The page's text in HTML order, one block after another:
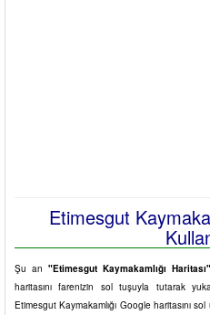
Etimesgut
Şu an "Etimesgut Kaymakamlığı Haritası"
haritasını farenizin sol tuşuyla tutarak
Etimesgut Kaymakamlığı Google haritasını